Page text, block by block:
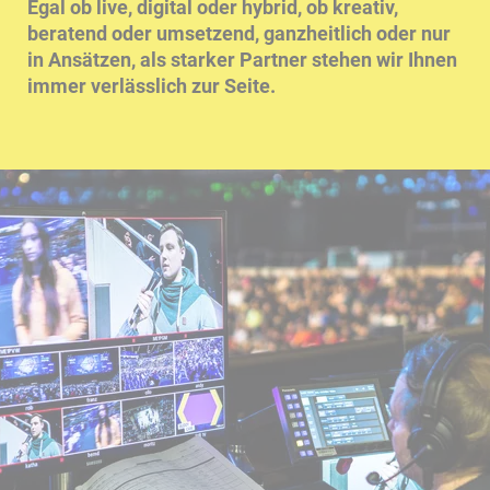
Egal ob live, digital oder hybrid, ob kreativ,
beratend oder umsetzend, ganzheitlich oder nur
in Ansätzen, als starker Partner stehen wir Ihnen
immer verlässlich zur Seite.